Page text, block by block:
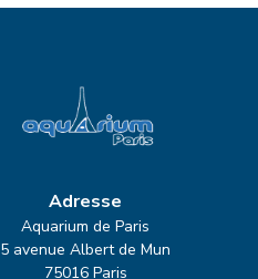
Adresse
Aquarium de Paris
5 avenue Albert de Mun
75016 Paris